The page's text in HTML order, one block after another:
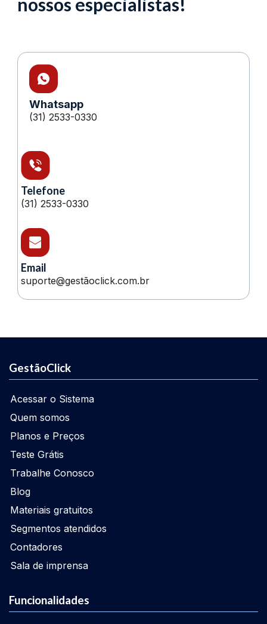
Whatsapp
(31) 2533-0330
Telefone
(31) 2533-0330
Email
suporte@gestãoclick.com.br
GestãoClick
Acessar o Sistema
Quem somos
Planos e Preços
Teste Grátis
Trabalhe Conosco
Blog
Materiais gratuitos
Segmentos atendidos
Contadores
Sala de imprensa
Funcionalidades